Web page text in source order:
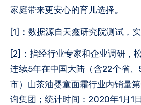
家庭带来更安心的育儿选择。
[1]：数据源自天鑫研究院测试，
[2]：指经行业专家和企业调研，
连续5年在中国大陆（含22个省
市）山茶油婴童面霜行业内销量
询集团；统计时间：2020年1月1